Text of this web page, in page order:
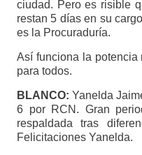
ciudad. Pero es risible
restan 5 días en su
es la Procuraduría.
Así funciona la
para todos.
BLANCO: Yanelda
6 por RCN. Gran
respaldada tras
Felicitaciones Yanelda.